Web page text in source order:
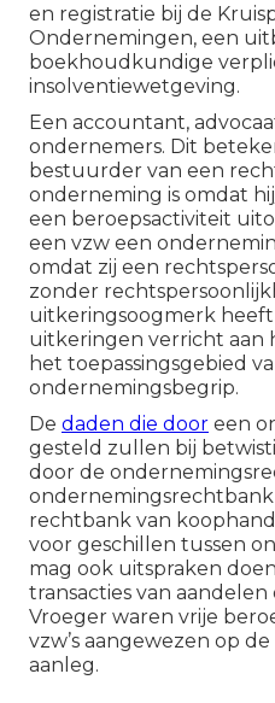
en registratie bij de
Ondernemingen, een
boekhoudkundige
insolventiewetgeving.
Een accountant,
ondernemers. Dit
bestuurder van een
onderneming is omdat
een beroepsactiviteit
een vzw een
omdat zij een
zonder
uitkeringsoogmerk
uitkeringen verricht aan
het toepassingsgebied
ondernemingsbegrip.
De daden die door een
gesteld zullen bij
door de
rechtbank van
voor geschillen tussen
mag ook uitspraken
transacties van
Vroeger waren vrije
vzw’s aangewezen op
aanleg.